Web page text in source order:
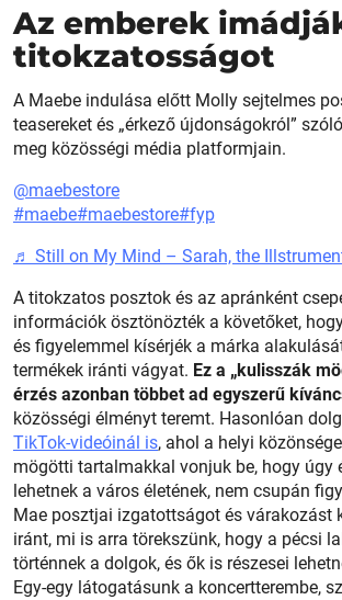
Az emberek
titokzatosságot
A Maebe indulása előtt Molly sejtelmes
teasereket és „érkező újdonságokról”
meg közösségi média platformjain.
@maebestore
#maebe#maebestore#fyp
♬ Still on My Mind – Sarah, the
A titokzatos posztok és az apránként
információk ösztönözték a követőket,
és figyelemmel kísérjék a márka
termékek iránti vágyat. Ez a „kulisszák
érzés azonban többet ad egyszerű
közösségi élményt teremt. Hasonlóan
TikTok-videóinál is, ahol a helyi
mögötti tartalmakkal vonjuk be, hogy úgy
lehetnek a város életének, nem csupán
Mae posztjai izgatottságot és várakozást
iránt, mi is arra törekszünk, hogy a pécsi
történnek a dolgok, és ők is részesei
Egy-egy látogatásunk a koncertterembe,